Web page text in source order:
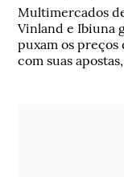
Multimercados
Vinland e Ibiuna
puxam os preços
com suas